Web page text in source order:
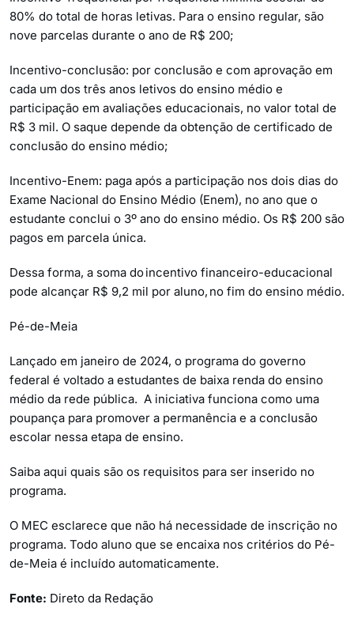
80% do total de horas letivas. Para o ensino regular, são
nove parcelas durante o ano de R$ 200;
Incentivo-conclusão: por conclusão e com aprovação em
cada um dos três anos letivos do ensino médio e
participação em avaliações educacionais, no valor total de
R$ 3 mil. O saque depende da obtenção de certificado de
conclusão do ensino médio;
Incentivo-Enem: paga após a participação nos dois dias do
Exame Nacional do Ensino Médio (Enem), no ano que o
estudante conclui o 3º ano do ensino médio. Os R$ 200 são
pagos em parcela única.
Dessa forma, a soma do incentivo financeiro-educacional
pode alcançar R$ 9,2 mil por aluno, no fim do ensino médio.
Pé-de-Meia
Lançado em janeiro de 2024, o programa do governo
federal é voltado a estudantes de baixa renda do ensino
médio da rede pública. A iniciativa funciona como uma
poupança para promover a permanência e a conclusão
escolar nessa etapa de ensino.
Saiba aqui quais são os requisitos para ser inserido no
programa.
O MEC esclarece que não há necessidade de inscrição no
programa. Todo aluno que se encaixa nos critérios do Pé-
de-Meia é incluído automaticamente.
Fonte: Direto da Redação